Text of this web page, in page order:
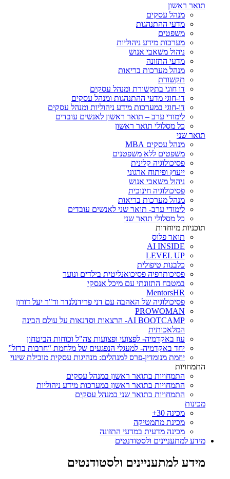
תואר ראשון
מנהל עסקים
מדעי ההתנהגות
משפטים
מערכות מידע ניהוליות
ניהול משאבי אנוש
מדעי התזונה
מנהל מערכות בריאות
תקשורת
דו חוגי בתקשורת ומנהל עסקים
דו-חוגי מדעי ההתנהגות ומנהל עסקים
דו-חוגי במערכות מידע ניהוליות ומנהל עסקים
לימודי ערב – תואר ראשון לאנשים עובדים
כל מסלולי תואר ראשון
תואר שני
מנהל עסקים MBA
משפטים ללא משפטנים
פסיכולוגיה קלינית
ייעוץ ופיתוח ארגוני
ניהול משאבי אנוש
פסיכולוגיה חינוכית
מנהל מערכות בריאות
לימודי ערב- תואר שני לאנשים עובדים
כל מסלולי תואר שני
תוכניות מיוחדות
תואר פלוס
AI INSIDE
LEVEL UP
כלבנות טיפולית
פסיכותרפיה פסיכואנליטית בילדים ונוער
במטבח התזונתי עם מיכל אנסקי
MentorsHR
פסיכולוגיה של האהבה עם דני פרידנלנדר וד"ר יעל דורון
PROWOMAN
AI BOOTCAMP- הרצאות וסדנאות על עולם הבינה
המלאכותית
עוז באקדמיה- לפצועי ופצועות צה"ל וכוחות הביטחון
יחד באקדמיה- למעגלי הנפגעים של מלחמת “חרבות ברזל”
יוזמת מנומדין-פרס למנהלים: מנהיגות עסקית מובילת שינוי
התמחויות
התמחויות בתואר ראשון במנהל עסקים
התמחויות בתואר ראשון במערכות מידע ניהוליות
התמחויות בתואר שני במנהל עסקים
מכינות
מכינה 30+
מכינת מתמטיקה
מכינה מדעית במדעי התזונה
מידע למתעניינים ולסטודנטים
מידע למתעניינים ולסטודנטים